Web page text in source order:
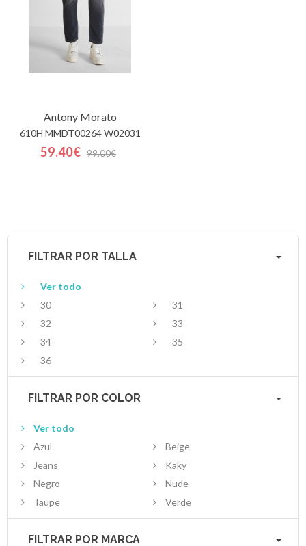
Antony Morato
610H MMDT00264 W02031
59.40€ 99.00€
FILTRAR POR TALLA
Ver todo
30
31
32
33
34
35
36
FILTRAR POR COLOR
Ver todo
Azul
Beige
Jeans
Kaky
Negro
Nude
Taupe
Verde
FILTRAR POR MARCA